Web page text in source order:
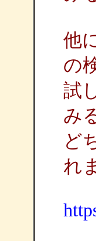
他
の
試
み
ど
れ